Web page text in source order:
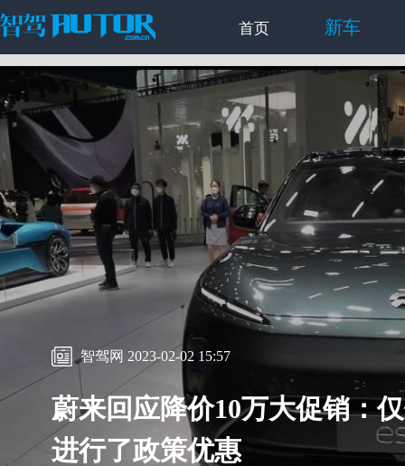
首页 新车
智驾网 2023-02-02 15:57
蔚来回应降价10万大促销：
进行了政策优惠